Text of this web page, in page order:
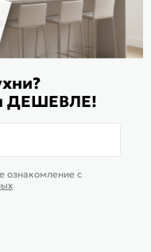
Mebel169.ru
ДЕШЕВЛЕ!
ознакомление c